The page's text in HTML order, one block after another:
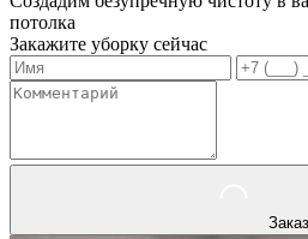
потолка
Закажите уборку сейчас